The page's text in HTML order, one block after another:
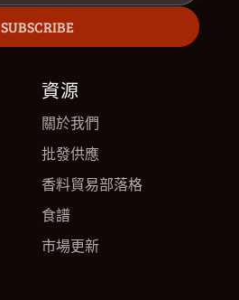
SUBSCRIBE
資源
關於我們
批發供應
香料貿易部落格
食譜
市場更新